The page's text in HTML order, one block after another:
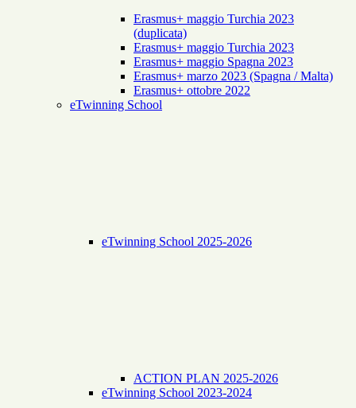
Erasmus+ maggio Turchia 2023
(duplicata)
Erasmus+ maggio Turchia 2023
Erasmus+ maggio Spagna 2023
Erasmus+ marzo 2023 (Spagna / Malta)
Erasmus+ ottobre 2022
eTwinning School
eTwinning School 2025-2026
ACTION PLAN 2025-2026
eTwinning School 2023-2024